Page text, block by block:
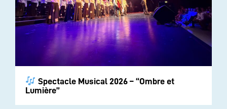
Spectacle Musical 2026 – “Ombre et
Lumière”